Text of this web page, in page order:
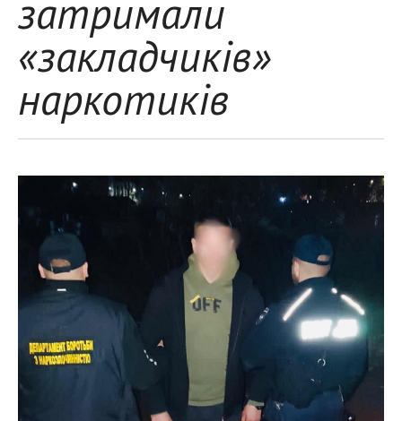
затримали
«закладчиків»
наркотиків